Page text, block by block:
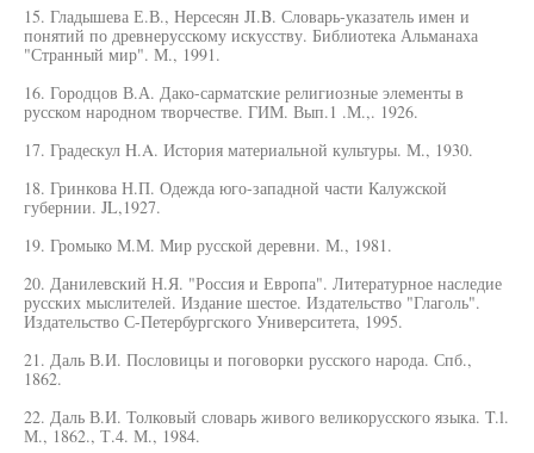
15. Гладышева Е.В., Нерсесян JI.B. Словарь-указатель имен и
понятий по древнерусскому искусству. Библиотека Альманаха
"Странный мир". М., 1991.
16. Городцов В.А. Дако-сарматские религиозные элементы в
русском народном творчестве. ГИМ. Вып.1 .М.,. 1926.
17. Градескул H.A. История материальной культуры. М., 1930.
18. Гринкова Н.П. Одежда юго-западной части Калужской
губернии. JL,1927.
19. Громыко М.М. Мир русской деревни. М., 1981.
20. Данилевский Н.Я. "Россия и Европа". Литературное наследие
русских мыслителей. Издание шестое. Издательство "Глаголь".
Издательство С-Петербургского Университета, 1995.
21. Даль В.И. Пословицы и поговорки русского народа. Спб.,
1862.
22. Даль В.И. Толковый словарь живого великорусского языка. T.l.
М., 1862., Т.4. М., 1984.